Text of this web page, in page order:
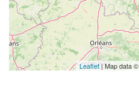
Leaflet| Map data ©